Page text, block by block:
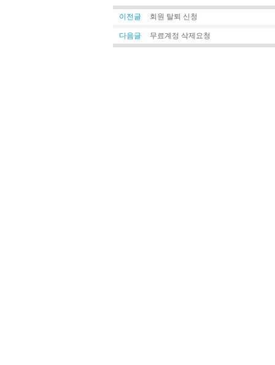
이전글 회원 탈퇴 신청
다음글 무료계정 삭제요청